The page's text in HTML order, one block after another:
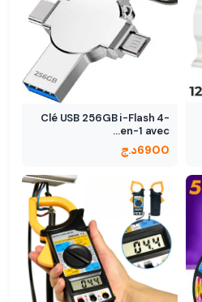
Clé USB 256GB i-Flash 4-
en-1 avec…
6900د.ج